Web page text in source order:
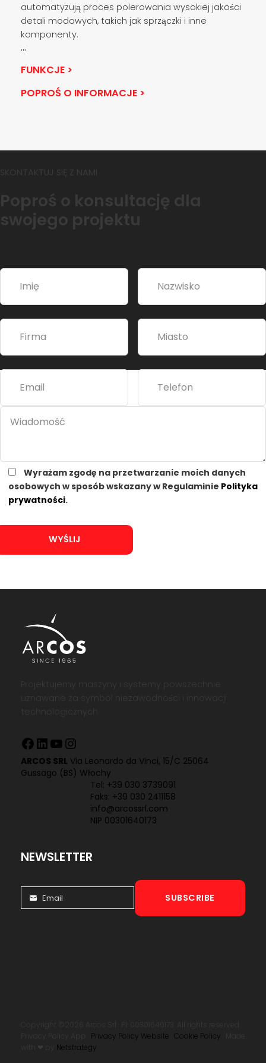
automatyzują proces polerowania wysokiej jakości
detali modowych, takich jak sprzączki i inne
komponenty.
...
FUNKCJE >
POPROŚ O INFORMACJE >
SKONTAKTUJ SIĘ Z NAMI
Poproś o konsultację dla
swojego projektu
Wyrażam zgodę na przetwarzanie moich danych
osobowych w sposób wskazany w Regulaminie Polityka
prywatności.
t
a
v
e
Projektujemy maszyny i systemy powszechnie
uznawane za symbol niezawodności i innowacji
Facebook
LinkedInYouTube
ARCOS SRL Via Leonardo da Vinci, 15/C 25064
Gussago (BS) Włochy
Tel: +39 030 3739091
Faks: +39 030 2411158
info@arcossrl.com
NIP 00301640173
NEWSLETTER
EmailEmail SUBSCRIBE
Privacy Policy Website Cookie Policy
Netstrategy